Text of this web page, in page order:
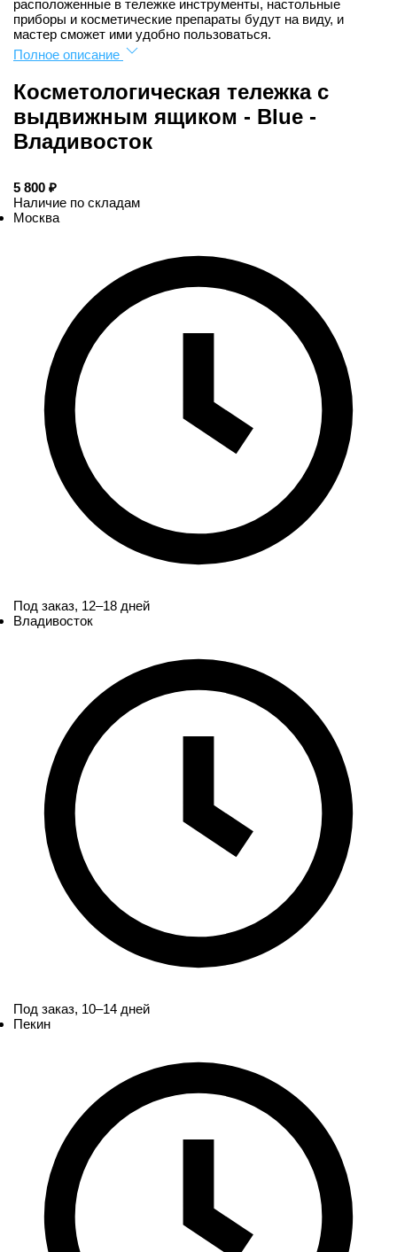
расположенные в тележке инструменты, настольные
приборы и косметические препараты будут на виду, и
мастер сможет ими удобно пользоваться.
Полное описание
Косметологическая тележка с
выдвижным ящиком - Blue -
Владивосток
5 800
Наличие по складам
Москва
Под заказ, 12–18 дней
Владивосток
Под заказ, 10–14 дней
Пекин